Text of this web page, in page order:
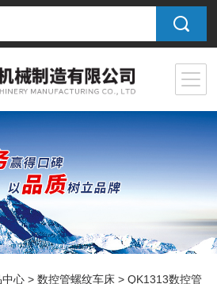
中心 >数控管螺纹车床 > QK1313数控管